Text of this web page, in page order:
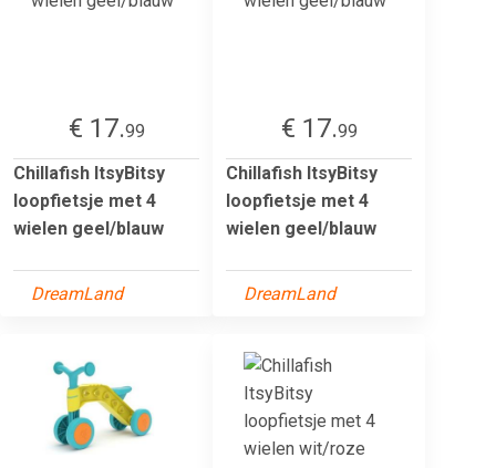
€ 17.99
Chillafish ItsyBitsy
loopfietsje met 4
wielen geel/blauw
DreamLand
€ 17.99
Chillafish ItsyBitsy
loopfietsje met 4
wielen geel/blauw
DreamLand